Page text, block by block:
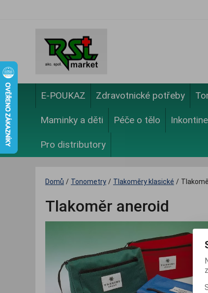
E-POUKAZ Zdravotnické potřeby
Maminky a děti Péče o tělo
Pro distributory
Domů / Tonometry / Tlakoměry klasické /
Tlakoměr aneroid